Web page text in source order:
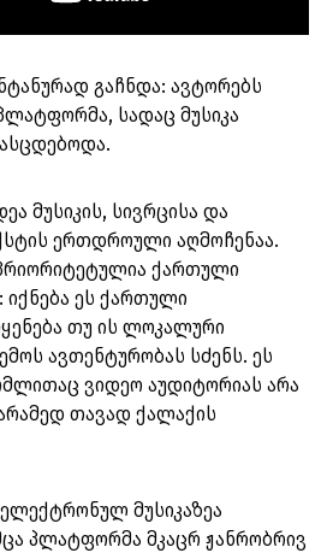
გაჩნდა: ავტორებს
სადაც მუსიკა
მუსიკის, სივრცისა და
ერთდროული აღმოჩენაა.
ქართული
იქნება ეს ქართული
თუ ის ლოკალური
ავთენტურობას სძენს. ეს
ვიდეო აუდიტორიას არა
თავად ქალაქის
მუსიკაზეა
პლატფორმა მკაცრ ჟანრობრივ